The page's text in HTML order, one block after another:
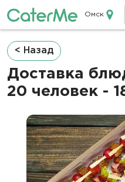
Омск
Строка
навигации
< Назад
Доставка
20 человек -